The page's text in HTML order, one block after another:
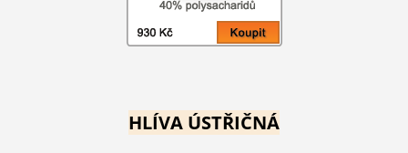
HLÍVA ÚSTŘIČNÁ